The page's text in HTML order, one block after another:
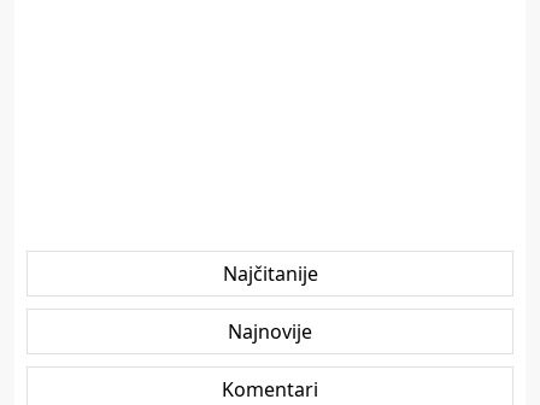
Najčitanije
Najnovije
Komentari